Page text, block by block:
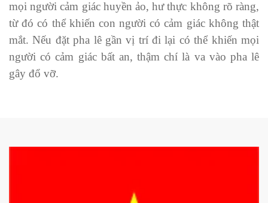
mọi người cảm giác huyền ảo, hư thực không rõ ràng,
từ đó có thể khiến con người có cảm giác không thật
mắt. Nếu đặt pha lê gần vị trí đi lại có thể khiến mọi
người có cảm giác bất an, thậm chí là va vào pha lê
gây đổ vỡ.